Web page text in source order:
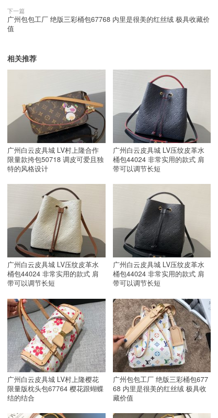
下一篇
广州包包工厂 绝版三彩桶包67768 内里是很美的红丝绒 极具收藏价
值
相关推荐
广州白云皮具城 LV村上隆合作
限量款挎包50718 调皮可爱且独
特的风格设计
广州白云皮具城 LV压纹皮革水
桶包44024 非常实用的款式 肩
带可以调节长短
广州白云皮具城 LV压纹皮革水
桶包44024 非常实用的款式 肩
带可以调节长短
广州白云皮具城 LV压纹皮革水
桶包44024 非常实用的款式 肩
带可以调节长短
广州白云皮具城 LV村上隆樱花
限量版枕头包67764 樱花跟蝴蝶
结的结合
广州包包工厂 绝版三彩桶包677
68 内里是很美的红丝绒 极具收
藏价值